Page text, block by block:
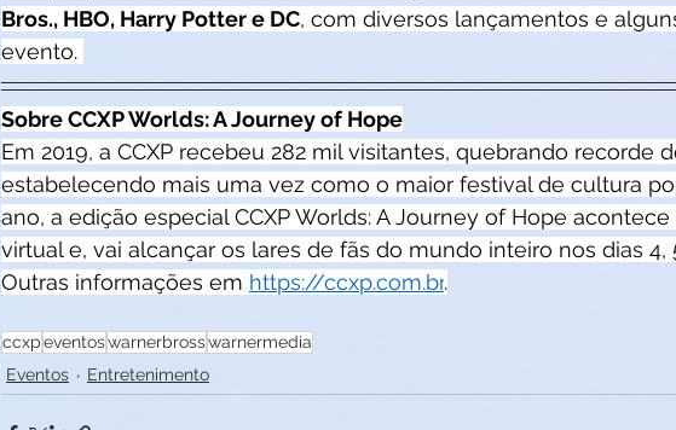
Bros., HBO, Harry Potter e DC, com diversos lançamentos e
evento.
Sobre CCXP Worlds: A Journey of Hope
Em 2019, a CCXP recebeu 282 mil visitantes, quebrando recorde
estabelecendo mais uma vez como o maior festival de cultura
ano, a edição especial CCXP Worlds: A Journey of Hope
virtual e, vai alcançar os lares de fãs do mundo inteiro nos dias 4,
Outras informações em https://ccxp.com.br.
ccxpeventoswarnerbrosswarnermedia
Eventos
Entretenimento